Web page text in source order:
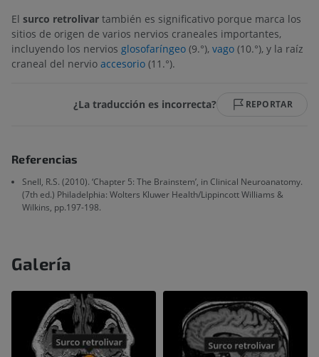
El surco retrolivar también es significativo porque marca los
sitios de origen de varios nervios craneales importantes,
incluyendo los nervios glosofaríngeo (9.°), vago (10.°), y la raíz
craneal del nervio accesorio (11.°).
¿La traducción es incorrecta? REPORTAR
Referencias
Snell, R.S. (2010). ‘Chapter 5: The Brainstem’, in Clinical Neuroanatomy.
(7th ed.) Philadelphia: Wolters Kluwer Health/Lippincott Williams &
Wilkins, pp.197-198.
Galería